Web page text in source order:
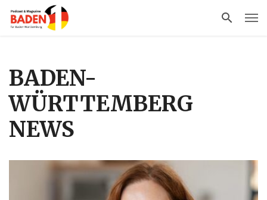
BADEN-
WÜRTTEMBERG
NEWS